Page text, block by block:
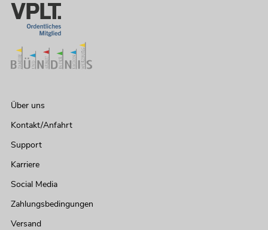
Über uns
Kontakt/Anfahrt
Support
Karriere
Social Media
Zahlungsbedingungen
Versand